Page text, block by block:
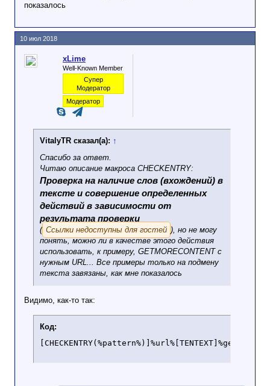
показалось
xLime
Well-Known Member
Супер
Модератор
Модератор
VitalyTR сказал(а): ↑
Спасибо за ответ.
Читаю описание макроса CHECKENTRY:
Проверка на наличие слов (вхождений) в
тексте и совершение определенных
действий в зависимости от
результата проверки
( Ссылки недоступны для гостей ), но не могу
понять, можно ли в качестве этого действия
использовать, к примеру, GETMORECONTENT с
нужным URL... Все примеры только на подмену
текста завязаны, как мне показалось
Видимо, как-то так:
Код:
10 июл 2018